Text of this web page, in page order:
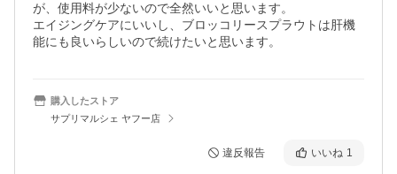
が、使用料が少ないので全然いいと思います。
エイジングケアにいいし、ブロッコリースプラウトは肝機
能にも良いらしいので続けたいと思います。
購入したストア
サプリマルシェ ヤフー店
違反報告 いいね 1